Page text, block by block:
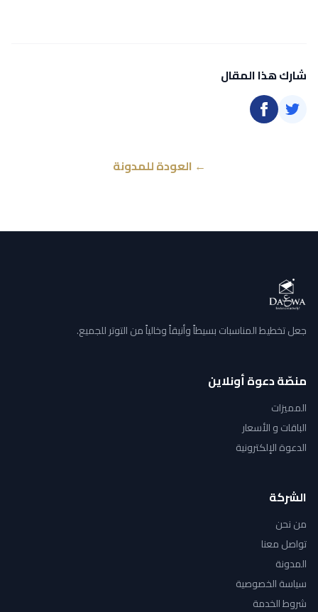
شارك هذا المقال
← العودة للمدونة
جعل تخطيط المناسبات بسيطاً وأنيقاً وخالياً من التوتر للجميع.
منصّة دعوة أونلاين
المميزات
الباقات و الأسعار
الدعوة الإلكترونية
الشركة
من نحن
تواصل معنا
المدونة
سياسة الخصوصية
شروط الخدمة